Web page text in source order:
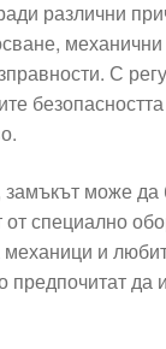
различни
С
може да
специално
и
предпочитат да